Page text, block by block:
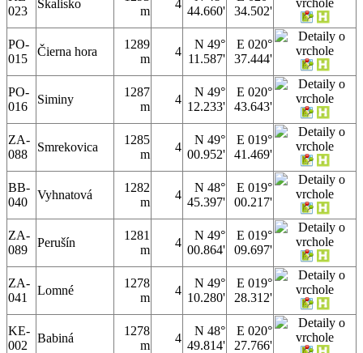
023
Skalisko
m
4
44.660'
34.502'
PO-
015
Čierna hora
1289
m
4
N 49°
11.587'
E 020°
37.444'
PO-
016
Siminy
1287
m
4
N 49°
12.233'
E 020°
43.643'
ZA-
088
Smrekovica
1285
m
4
N 49°
00.952'
E 019°
41.469'
BB-
040
Vyhnatová
1282
m
4
N 48°
45.397'
E 019°
00.217'
ZA-
089
Perušín
1281
m
4
N 49°
00.864'
E 019°
09.697'
ZA-
041
Lomné
1278
m
4
N 49°
10.280'
E 019°
28.312'
KE-
002
Babiná
1278
m
4
N 48°
49.814'
E 020°
27.766'